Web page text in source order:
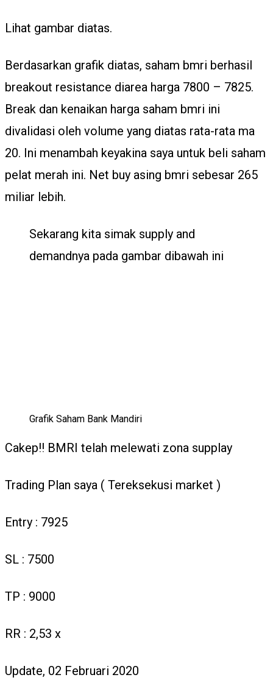
Lihat gambar diatas.
Berdasarkan grafik diatas, saham bmri berhasil
breakout resistance diarea harga 7800 – 7825.
Break dan kenaikan harga saham bmri ini
divalidasi oleh volume yang diatas rata-rata ma
20. Ini menambah keyakina saya untuk beli saham
pelat merah ini. Net buy asing bmri sebesar 265
miliar lebih.
Sekarang kita simak supply and
demandnya pada gambar dibawah ini
Grafik Saham Bank Mandiri
Cakep!! BMRI telah melewati zona supplay
Trading Plan saya ( Tereksekusi market )
Entry : 7925
SL : 7500
TP : 9000
RR : 2,53 x
Update, 02 Februari 2020